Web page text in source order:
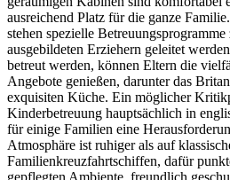
ausreichend Platz für die ganze
stehen spezielle
ausgebildeten Erziehern geleitet
betreut werden, können Eltern die
Angebote genießen, darunter das
exquisiten Küche. Ein möglicher
Kinderbetreuung hauptsächlich in
für einige Familien eine
Atmosphäre ist ruhiger als auf
Familienkreuzfahrtschiffen, dafür
gepflegten Ambiente, freundlich